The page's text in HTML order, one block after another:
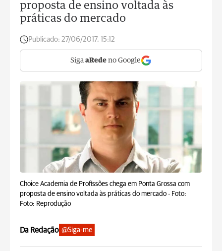
proposta de ensino voltada às
práticas do mercado
Publicado: 27/06/2017, 15:12
Siga aRede no Google
Choice Academia de Profissões chega em Ponta Grossa com
proposta de ensino voltada às práticas do mercado - Foto:
Foto: Reprodução
Da Redação @Siga-me